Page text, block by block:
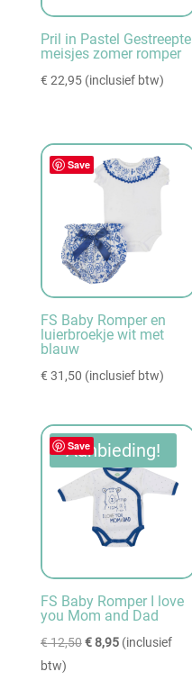
Pril in Pastel Gestreepte
meisjes zomer romper
€ 22,95 (inclusief btw)
Save
FS Baby Romper en
luierbroekje wit met
blauw
€ 31,50 (inclusief btw)
Save
Aanbieding!
FS Baby Romper I love
you Mom and Dad
€12,50 Oorspronkelijke
€8,95Huidige
(inclusief
btw)